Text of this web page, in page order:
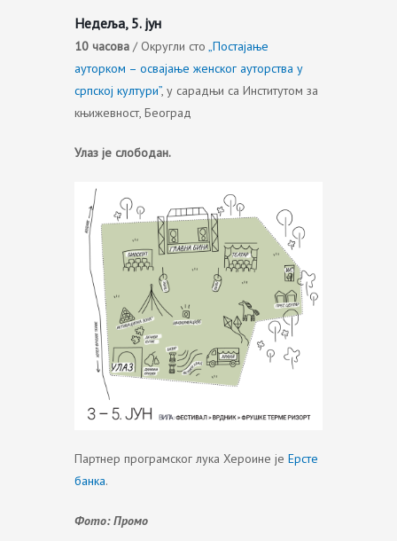
Недеља, 5. јун
10 часова / Округли сто „Постајање
ауторком – освајање женског ауторства у
српској култури”, у сарадњи са Институтом за
књижевност, Београд
Улаз је слободан.
Партнер програмског лука Хероине је Ерсте
банка.
Фото: Промо